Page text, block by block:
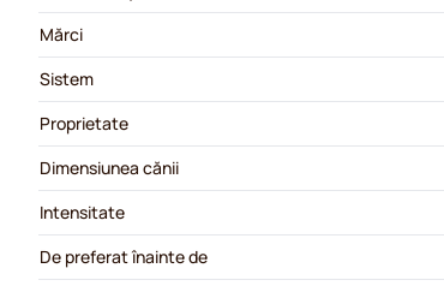
Mărci
Sistem
Proprietate
Dimensiunea cănii
Intensitate
De preferat înainte de